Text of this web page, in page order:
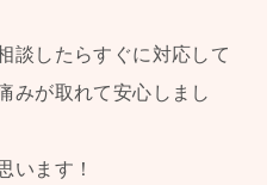
談したらすぐに対応して
みが取れて安心しまし
います！